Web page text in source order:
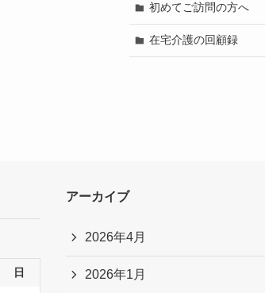
初めてご訪問の方へ
在宅介護の回顧録
日
アーカイブ
2026年4月
2026年1月